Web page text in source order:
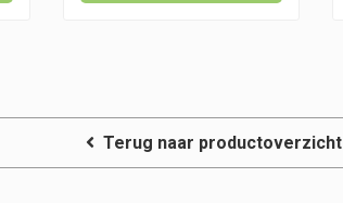
Terug naar productoverzicht